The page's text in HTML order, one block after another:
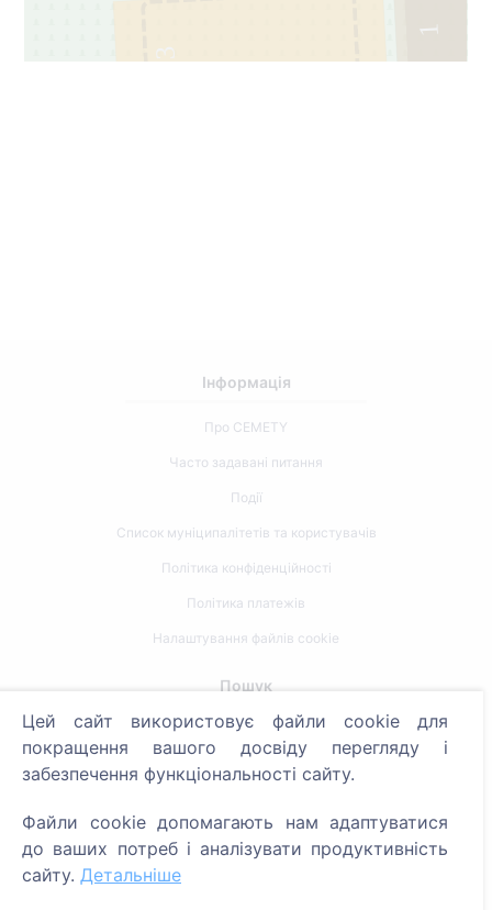
1
3
Інформація
Про CEMETY
Часто задавані питання
Події
Список муніципалітетів та користувачів
Політика конфіденційності
Політика платежів
Налаштування файлів cookie
Пошук
Пошук померлих
Пошук кладовищ
Цей сайт використовує файли cookie для
покращення вашого досвіду перегляду і
забезпечення функціональності сайту.
Файли cookie допомагають нам адаптуватися
до ваших потреб і аналізувати продуктивність
сайту. Детальніше